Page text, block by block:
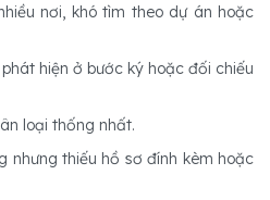
nơi, khó tìm theo dự án hoặc
hiện ở bước ký hoặc đối chiếu
loại thống nhất.
nhưng thiếu hồ sơ đính kèm hoặc